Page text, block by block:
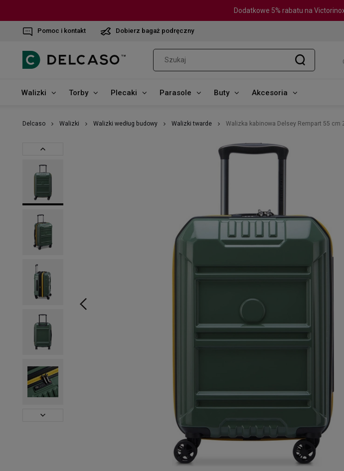
Dodatkowe 5% rabatu na
Pomoc i kontakt Dobierz bagaż podręczny
Walizki Torby Plecaki Parasole Buty Akcesoria
Delcaso Walizki Walizki według budowy Walizki twarde Walizka kabinowa Delsey Rempart 55 cm